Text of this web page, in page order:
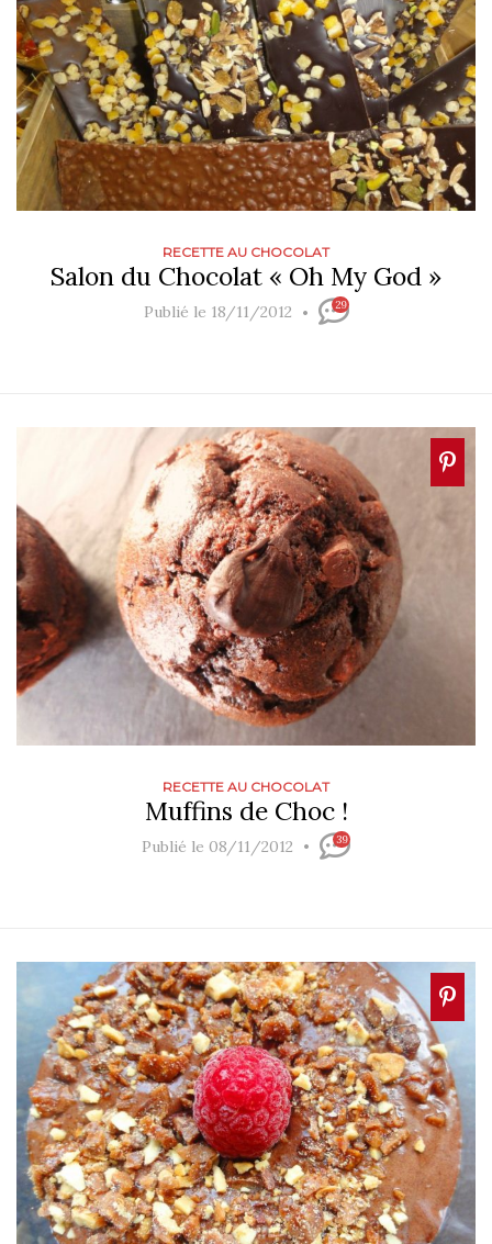
RECETTE AU CHOCOLAT
Salon du Chocolat « Oh My God »
Publié le 18/11/2012 29
RECETTE AU CHOCOLAT
Muffins de Choc !
Publié le 08/11/2012 39